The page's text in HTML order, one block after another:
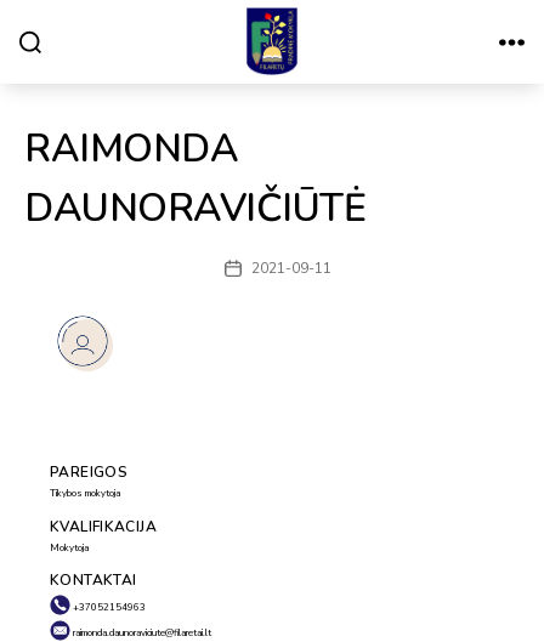
RAIMONDA
DAUNORAVIČIŪTĖ
Įrašo2021-09-11
PAREIGOS
Tikybos mokytoja
KVALIFIKACIJA
Mokytoja
KONTAKTAI
+37052154963
raimonda.daunoraviciute@filaretai.lt